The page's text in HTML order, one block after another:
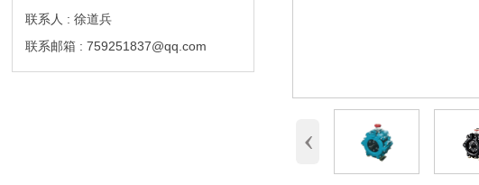
联系人 : 徐道兵
联系邮箱 : 759251837@qq.com
‹